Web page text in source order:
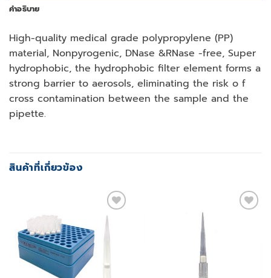
คำอธิบาย
High-quality medical grade polypropylene (PP)
material, Nonpyrogenic, DNase &RNase -free, Super
hydrophobic, the hydrophobic filter element forms a
strong barrier to aerosols, eliminating the risk o f
cross contamination between the sample and the
pipette.
สินค้าที่เกี่ยวข้อง
Add to